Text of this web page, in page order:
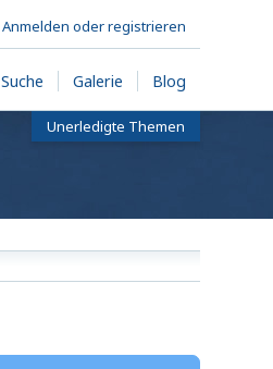
Anmelden oder registrieren
Unerledigte Themen
Suche Galerie Blog